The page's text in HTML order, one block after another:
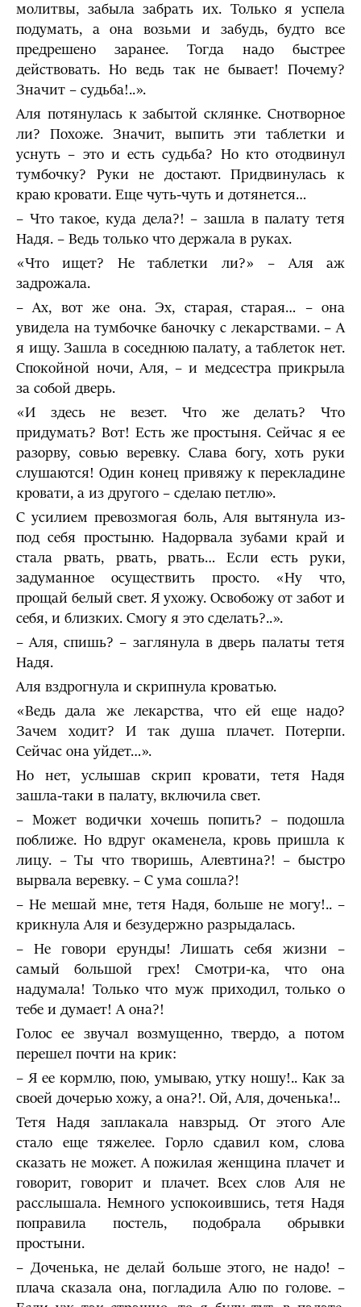
молитвы, забыла забрать их. Только я успела
подумать, а она возьми и забудь, будто все
предрешено заранее. Тогда надо быстрее
действовать. Но ведь так не бывает! Почему?
Значит – судьба!..».
Аля потянулась к забытой склянке. Снотворное
ли? Похоже. Значит, выпить эти таблетки и
уснуть – это и есть судьба? Но кто отодвинул
тумбочку? Руки не достают. Придвинулась к
краю кровати. Еще чуть-чуть и дотянется…
– Что такое, куда дела?! – зашла в палату тетя
Надя. – Ведь только что держала в руках.
«Что ищет? Не таблетки ли?» – Аля аж
задрожала.
– Ах, вот же она. Эх, старая, старая… – она
увидела на тумбочке баночку с лекарствами. – А
я ищу. Зашла в соседнюю палату, а таблеток нет.
Спокойной ночи, Аля, – и медсестра прикрыла
за собой дверь.
«И здесь не везет. Что же делать? Что
придумать? Вот! Есть же простыня. Сейчас я ее
разорву, совью веревку. Слава богу, хоть руки
слушаются! Один конец привяжу к перекладине
кровати, а из другого – сделаю петлю».
С усилием превозмогая боль, Аля вытянула из-
под себя простыню. Надорвала зубами край и
стала рвать, рвать, рвать… Если есть руки,
задуманное осуществить просто. «Ну что,
прощай белый свет. Я ухожу. Освобожу от забот и
себя, и близких. Смогу я это сделать?..».
– Аля, спишь? – заглянула в дверь палаты тетя
Надя.
Аля вздрогнула и скрипнула кроватью.
«Ведь дала же лекарства, что ей еще надо?
Зачем ходит? И так душа плачет. Потерпи.
Сейчас она уйдет…».
Но нет, услышав скрип кровати, тетя Надя
зашла-таки в палату, включила свет.
– Может водички хочешь попить? – подошла
поближе. Но вдруг окаменела, кровь пришла к
лицу. – Ты что творишь, Алевтина?! – быстро
вырвала веревку. – С ума сошла?!
– Не мешай мне, тетя Надя, больше не могу!.. –
крикнула Аля и безудержно разрыдалась.
– Не говори ерунды! Лишать себя жизни –
самый большой грех! Смотри-ка, что она
надумала! Только что муж приходил, только о
тебе и думает! А она?!
Голос ее звучал возмущенно, твердо, а потом
перешел почти на крик:
– Я ее кормлю, пою, умываю, утку ношу!.. Как за
своей дочерью хожу, а она?!. Ой, Аля, доченька!..
Тетя Надя заплакала навзрыд. От этого Але
стало еще тяжелее. Горло сдавил ком, слова
сказать не может. А пожилая женщина плачет и
говорит, говорит и плачет. Всех слов Аля не
расслышала. Немного успокоившись, тетя Надя
поправила постель, подобрала обрывки
простыни.
– Доченька, не делай больше этого, не надо! –
плача сказала она, погладила Алю по голове. –